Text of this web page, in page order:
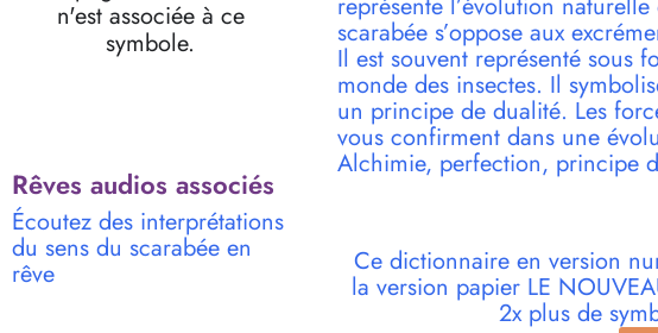
n'est associée à ce
symbole.
Rêves audios associés
Écoutez des interprétations
du sens du scarabée en
rêve
représente l’évolution
scarabée s’oppose aux
Il est souvent représenté sous
monde des insectes. Il
un principe de dualité. Les
vous confirment dans une
Alchimie, perfection, principe
Ce dictionnaire en version
la version papier LE
2x plus de